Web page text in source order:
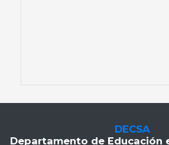
DECSA
Departamento de Educación